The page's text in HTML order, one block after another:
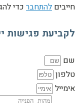
חייבים להתחבר כדי
לקביעת פגישות
שם
טלפון
אימייל